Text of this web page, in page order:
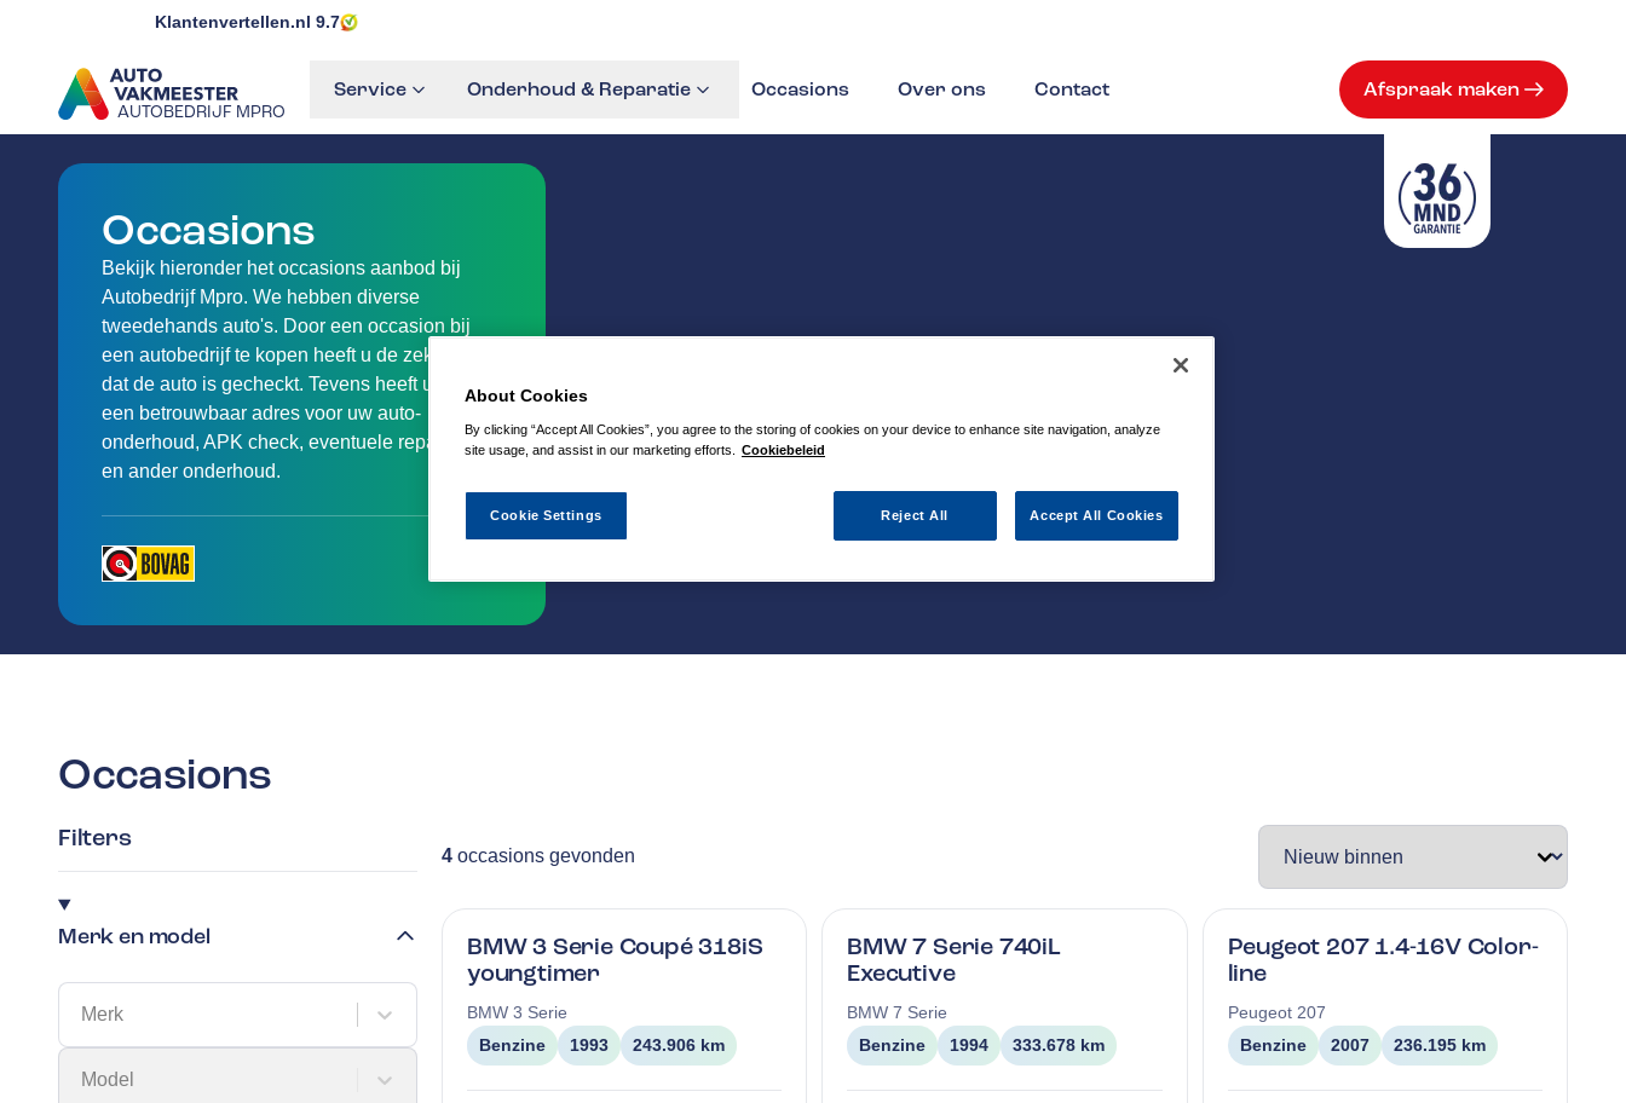
Klantenvertellen.nl 9.7
AUTOBEDRIJF MPRO
GA NAAR DE HOMEPAGINA
Service Onderhoud & Reparatie Occasions Over ons Contact Afspraak maken
Occasions
Bekijk hieronder het occasions aanbod bij
Autobedrijf Mpro. We hebben diverse
tweedehands auto's. Door een occasion bij
een autobedrijf te kopen heeft u de zekerheid
dat de auto is gecheckt. Tevens heeft u direct
een betrouwbaar adres voor uw auto-
onderhoud, APK check, eventuele reparaties
en ander onderhoud.
Occasions
Filters
Merk en model
Merk
Model
4occasions gevonden
BMW 3 Serie Coupé 318iS
youngtimer
BMW 3 Serie
Benzine
1993 243.906 km
BMW 7 Serie 740iL
Executive
BMW 7 Serie
Benzine
1994 333.678 km
Peugeot 207 1.4-16V Color-
line
Peugeot 207
Benzine
2007 236.195 km
About Cookies
By clicking “Accept All Cookies”, you agree to the storing of cookies on your device to enhance site navigation, analyze
site usage, and assist in our marketing efforts.
Cookiebeleid
Reject All Accept All Cookies
Cookie Settings